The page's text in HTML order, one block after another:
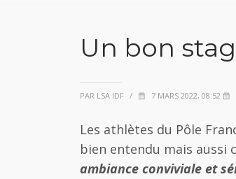
Un bon
PAR LSA IDF / 7 MARS 2022, 08:52
Les athlètes du Pôle
bien entendu mais aussi
ambiance conviviale et